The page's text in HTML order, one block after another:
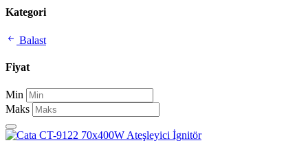
Kategori
Balast
Fiyat
Min
Maks